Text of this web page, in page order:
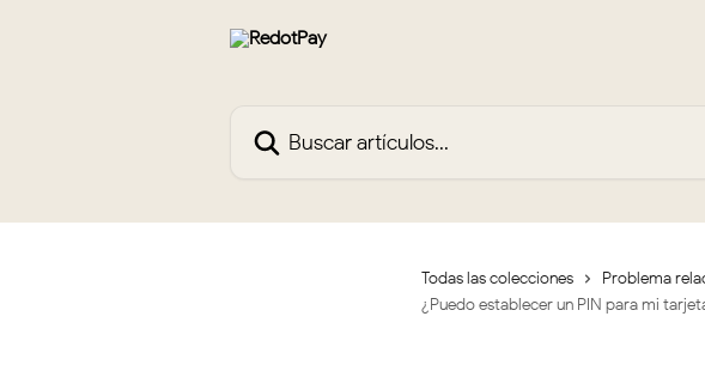
Todas las colecciones
Problema
¿Puedo establecer un PIN para mi